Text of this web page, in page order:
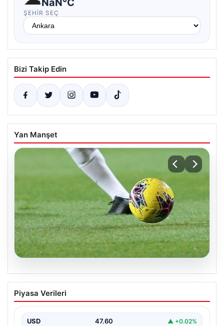
ŞEHIR SEÇ
Bizi Takip Edin
Yan Manşet
05.08.2026
04 Ağustos 2026 Salı Günkü Maç
Programı ve Yayın Akışları
oldukça hareketli ve heyecan verici bir…
Piyasa Verileri
USD 47.60 ▲ +0.02%